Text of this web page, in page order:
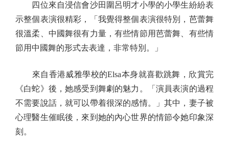
四位來自浸信會沙田圍呂明才小學的小學生紛紛表
示整個表演很精彩，「我覺得整個表演很特別，芭蕾舞
很溫柔、中國舞很有力量，有些情節用芭蕾舞、有些情
節用中國舞的形式去表達，非常特別。」
來自香港威雅學校的Elsa本身就喜歡跳舞，欣賞完
《白蛇》後，她感受到舞劇的魅力。「演員表演的過程
不需要說話，就可以帶着很深的感情。」其中，妻子被
心理醫生催眠後，來到她的內心世界的情節令她印象深
刻。